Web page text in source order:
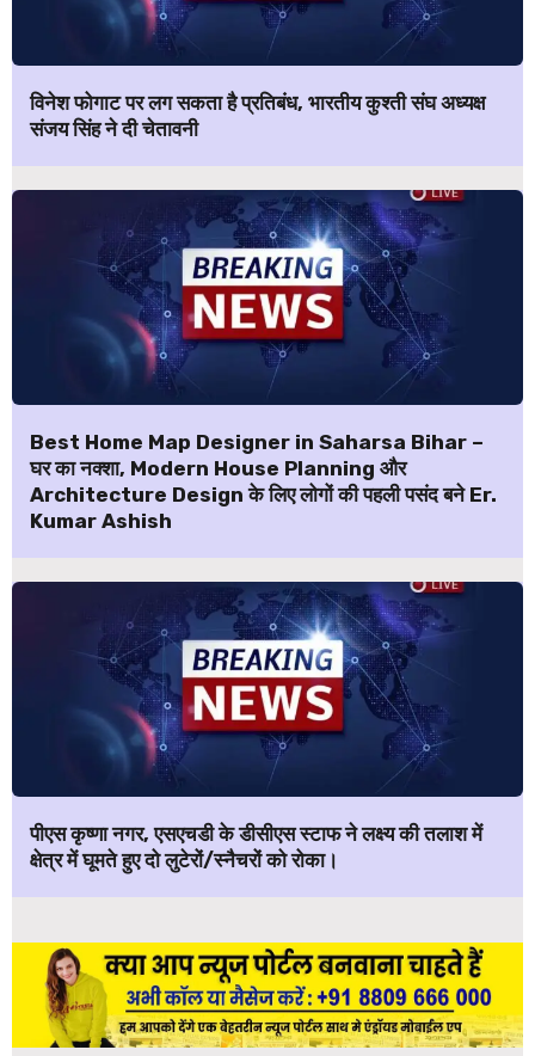
विनेश फोगाट पर लग सकता है प्रतिबंध, भारतीय कुश्ती संघ अध्यक्ष
संजय सिंह ने दी चेतावनी
Best Home Map Designer in Saharsa Bihar –
घर का नक्शा, Modern House Planning और
Architecture Design के लिए लोगों की पहली पसंद बने Er.
Kumar Ashish
पीएस कृष्णा नगर, एसएचडी के डीसीएस स्टाफ ने लक्ष्य की तलाश में
क्षेत्र में घूमते हुए दो लुटेरों/स्नैचरों को रोका।